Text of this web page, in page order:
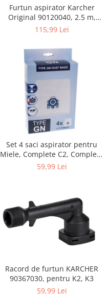
Furtun aspirator Karcher
Original 90120040, 2.5 m,
negru
115,99 Lei
Set 4 saci aspirator pentru
Miele, Complete C2, Complete
C3, Classic C1, S8, S5, S2,
59,99 Lei
Racord de furtun KARCHER
90367030, pentru K2, K3
59,99 Lei